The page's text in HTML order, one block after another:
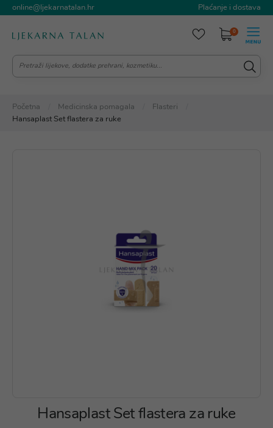
online@ljekarnatalan.hr Plaćanje i dostava
0
Početna Medicinska pomagala
Flasteri
Hansaplast Set flastera za ruke
Hansaplast Set flastera za ruke